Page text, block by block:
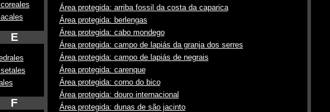
E
F
Área protegida: arriba fossil da costa da caparica
Área protegida: berlengas
Área protegida: cabo mondego
Área protegida: campo de lapiás da granja dos serres
Área protegida: campo de lapiás de negrais
Área protegida: carenque
Área protegida: corno do bico
Área protegida: douro internacional
Área protegida: dunas de são jacinto